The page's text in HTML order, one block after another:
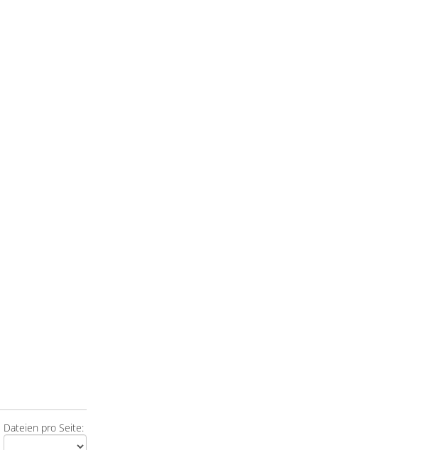
Dateien pro Seite: